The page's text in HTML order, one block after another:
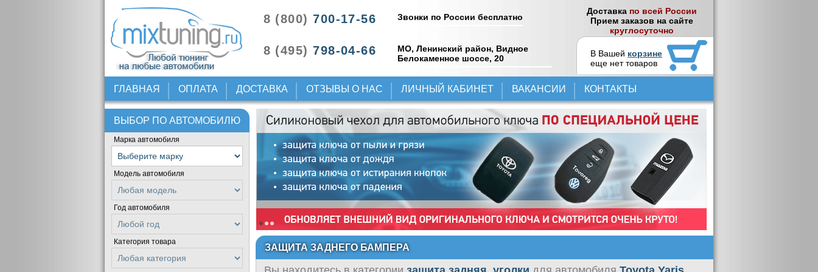
8 (800) 700-17-56
8 (495) 798-04-66
Звонки по России бесплатно
МО, Ленинский район, Видное
Белокаменное шоссе, 20
Доставка по всей России
Прием заказов на сайте
круглосуточно
В Вашей корзине
еще нет товаров
ГЛАВНАЯ ОПЛАТА ДОСТАВКА ОТЗЫВЫ О НАС ЛИЧНЫЙ КАБИНЕТ ВАКАНСИИ КОНТАКТЫ
ВЫБОР ПО АВТОМОБИЛЮ
Марка автомобиля
Модель автомобиля
Год автомобиля
Категория товара
ЗАЩИТА ЗАДНЕГО БАМПЕРА